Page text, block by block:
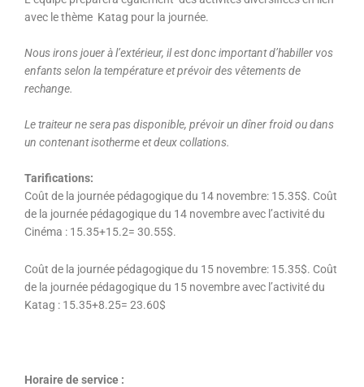
avec le thème Katag pour la journée.
Nous irons jouer à l’extérieur, il est donc important d’habiller vos
enfants selon la température et prévoir des vêtements de
rechange.
Le traiteur ne sera pas disponible, prévoir un dîner froid ou dans
un contenant isotherme et deux collations.
Tarifications:
Coût de la journée pédagogique du 14 novembre: 15.35$. Coût
de la journée pédagogique du 14 novembre avec l’activité du
Cinéma : 15.35+15.2= 30.55$.
Coût de la journée pédagogique du 15 novembre: 15.35$. Coût
de la journée pédagogique du 15 novembre avec l’activité du
Katag : 15.35+8.25= 23.60$
Horaire de service :